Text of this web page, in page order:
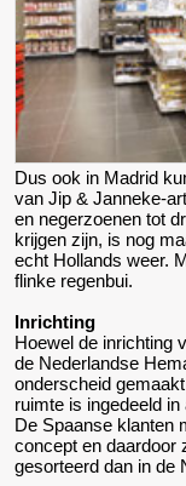
Dus ook in Madrid
van Jip & Janneke-
en negerzoenen tot
krijgen zijn, is nog
echt Hollands weer.
flinke regenbui.
Inrichting
Hoewel de inrichting
de Nederlandse
onderscheid
ruimte is ingedeeld
De Spaanse klanten
concept en daardoor
gesorteerd dan in de